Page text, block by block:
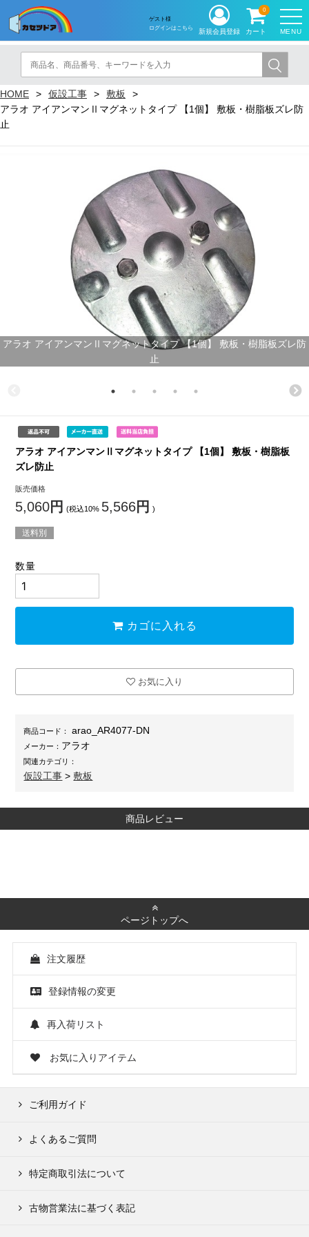
MENU
ゲスト様
ログインはこちら
新規会員登録 カート
0
HOME 仮設工事
敷板
アラオ アイアンマンⅡマグネットタイプ 【1個】 敷板・樹脂板ズレ防
止
アラオ アイアンマンⅡマグネットタイプ 【1個】 敷板・樹脂板ズレ防
止
アラオ アイアンマンⅡマグネットタイプ 【1個】 敷板・樹脂板
ズレ防止
販売価格
5,060円 (税込10% 5,566円 )
送料別
数量
カゴに入れる
お気に入り
商品コード： arao_AR4077-DN
メーカー： アラオ
関連カテゴリ：
仮設工事 > 敷板
商品レビュー
ページトップへ
注文履歴
登録情報の変更
再入荷リスト
お気に入りアイテム
ご利用ガイド
よくあるご質問
特定商取引法について
古物営業法に基づく表記